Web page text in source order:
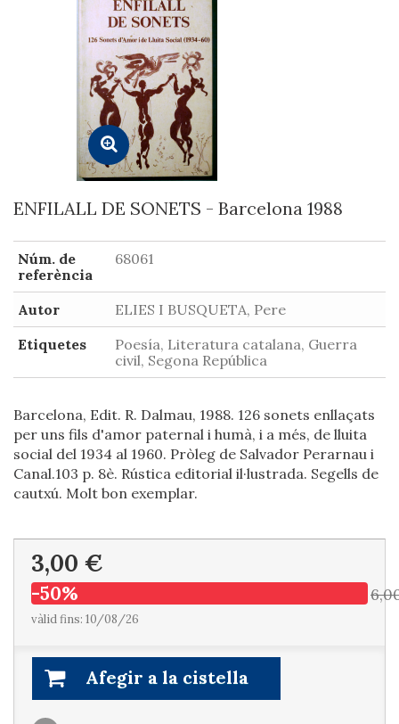
ENFILALL DE SONETS - Barcelona 1988
Núm. de
referència
68061
Autor
ELIES I BUSQUETA, Pere
Etiquetes
Poesía, Literatura catalana, Guerra
civil, Segona República
Barcelona, Edit. R. Dalmau, 1988. 126 sonets enllaçats
per uns fils d'amor paternal i humà, i a més, de lluita
social del 1934 al 1960. Pròleg de Salvador Perarnau i
Canal.103 p. 8è. Rústica editorial il·lustrada. Segells de
cautxú. Molt bon exemplar.
3,00 €
-50%
vàlid fins: 10/08/26
Afegir a la cistella